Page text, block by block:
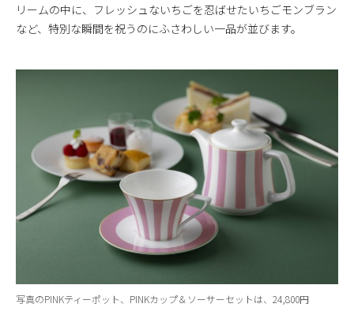
リームの中に、フレッシュないちごを忍ばせたいちごモンブラン
など、特別な瞬間を祝うのにふさわしい一品が並びます。
写真のPINKティーポット、PINKカップ＆ソーサーセットは、24,800円